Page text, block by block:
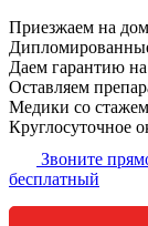
Приезжаем на дом
Даем гарантию
Оставляем
Медики со
Круглосуточное
Звоните
бесплатный